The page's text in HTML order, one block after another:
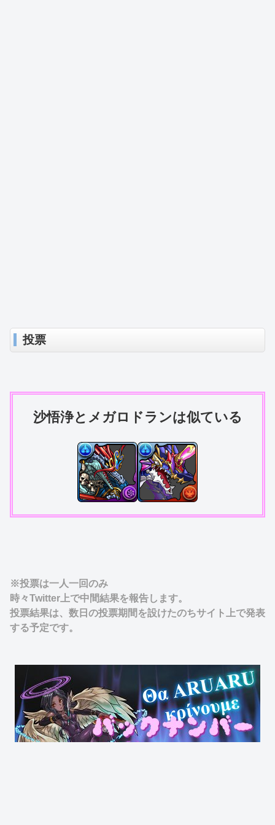
投票
沙悟浄とメガロドランは似ている
※投票は一人一回のみ
時々Twitter上で中間結果を報告します。
投票結果は、数日の投票期間を設けたのちサイト上で発表
する予定です。